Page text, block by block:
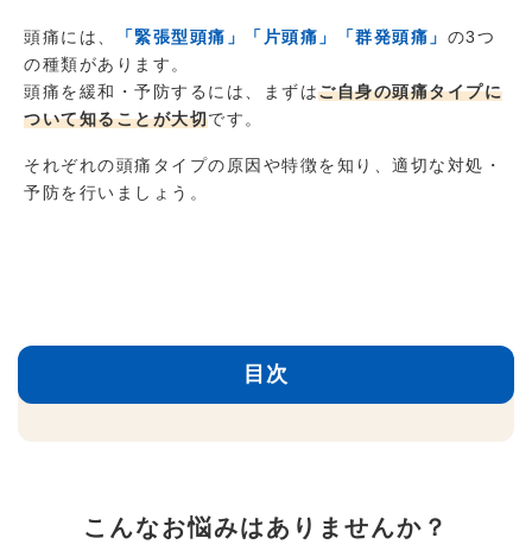
頭痛には、 「緊張型頭痛」「片頭痛」「群発頭痛」 の3つ
の種類があります。
頭痛を緩和・予防するには、まずはご自身の頭痛タイプに
ついて知ることが大切です。
それぞれの頭痛タイプの原因や特徴を知り、適切な対処・
予防を行いましょう。
目次
こんなお悩みはありませんか？